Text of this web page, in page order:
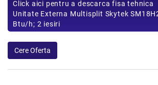
Click aici pentru a descarca fisa tehnica
Unitate Externa Multisplit Skytek
Btu/h; 2 iesiri